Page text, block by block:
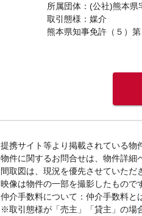
所属団体：(公社)熊本
取引態様：媒介
熊本県知事免許（５）
提携サイト等より掲載されている物
物件に関するお問合せは、物件詳細
間取図は、現況を優先させていただ
映像は物件の一部を撮影したもので
仲介手数料について：仲介手数料と
※取引態様が「売主」「貸主」の場